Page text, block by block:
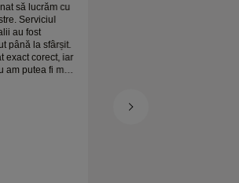
să lucrăm cu
Serviciul
au fost
până la sfârșit.
exact corect, iar
am putea fi mai